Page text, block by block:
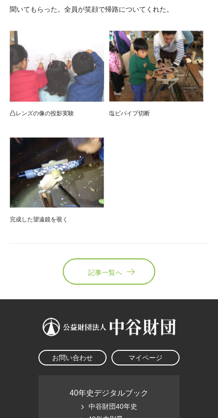
聞いてもらった。全員が笑顔で帰路についてくれた。
凸レンズの像の投影実験 塩ビパイプ切断
完成した望遠鏡を覗く
記事一覧へ
お問い合わせ マイページ
40年史デジタルブック
中谷財団40年史